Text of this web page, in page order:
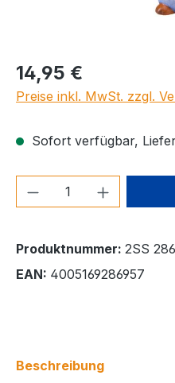
Regulärer Preis:
14,95 €
Preise inkl. MwSt. zzgl.
Sofort verfügbar,
Produkt Anzahl:
Produktnummer: 2SS
EAN: 4005169286957
Beschreibung